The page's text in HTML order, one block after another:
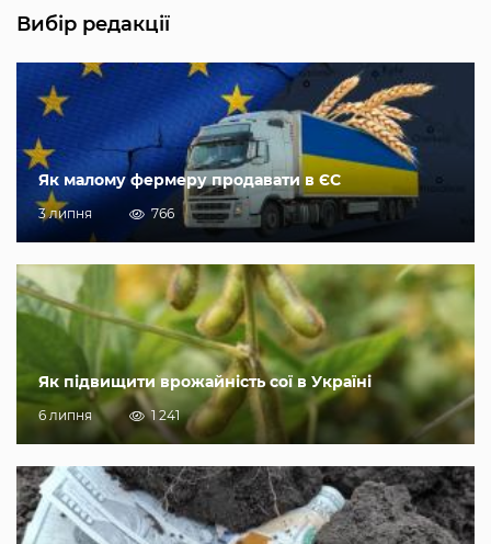
Вибір редакції
Як малому фермеру продавати в ЄС
3 липня 766
Як підвищити врожайність сої в Україні
6 липня 1 241